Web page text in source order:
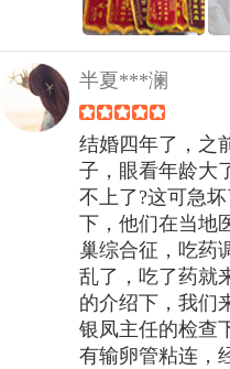
半夏***澜
结婚四年了，之
子，眼看年龄大
不上了?这可急
下，他们在当地
巢综合征，吃药
乱了，吃了药就
的介绍下，我们
银凤主任的检查
有输卵管粘连，